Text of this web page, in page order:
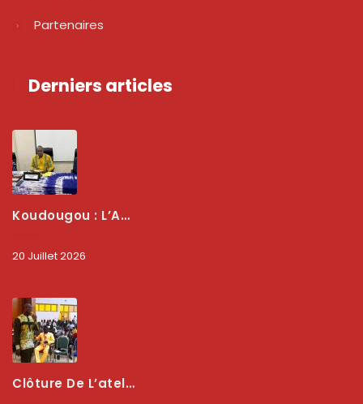
Partenaires
Derniers articles
Koudougou : L’ARCEP Renforce Le Dialogue Avec Les Associations De Consommateurs Pour Mieux Protéger Les Usagers
20 Juillet 2026
Clôture De L’atelier National : L’ARCEP Et Les Collectivités Territoriales Consolident Leur Partenariat Pour Booster La Qualité Des Services Numériques